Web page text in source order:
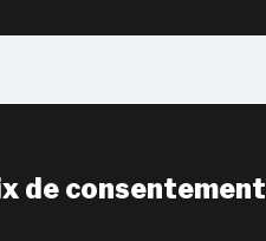
de consentement